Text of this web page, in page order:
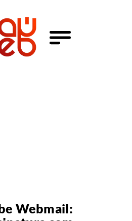
Webmail: